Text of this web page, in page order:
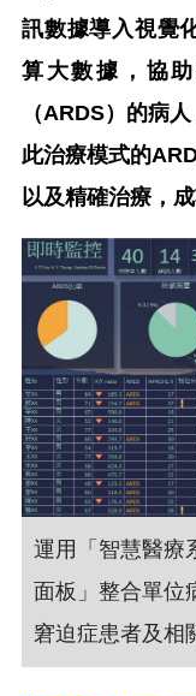
訊數據導入視覺
算大數據，協
（ARDS）的病
此治療模式的
以及精確治療，
運用「智慧醫療
面板」整合單位
窘迫症患者及相